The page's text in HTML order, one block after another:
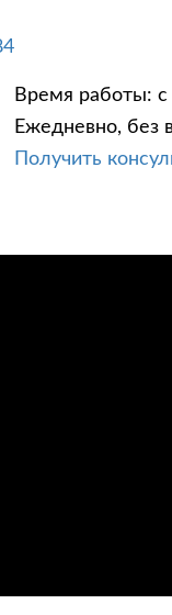
Время работы:
Ежедневно, без
Получить